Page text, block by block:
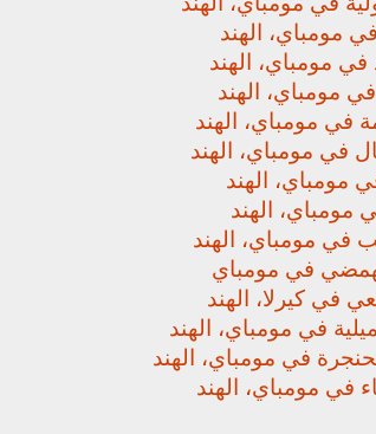
مومباي، الهند
في مومباي، الهند
مومباي، الهند
في مومباي، الهند
في مومباي، الهند
مومباي، الهند
مومباي، الهند
في مومباي، الهند
في مومباي
في كيرلا، الهند
في مومباي، الهند
في مومباي، الهند
في مومباي، الهند